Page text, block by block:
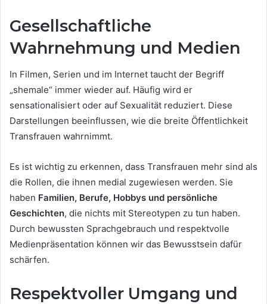
Gesellschaftliche
Wahrnehmung und Medien
In Filmen, Serien und im Internet taucht der Begriff
„shemale“ immer wieder auf. Häufig wird er
sensationalisiert oder auf Sexualität reduziert. Diese
Darstellungen beeinflussen, wie die breite Öffentlichkeit
Transfrauen wahrnimmt.
Es ist wichtig zu erkennen, dass Transfrauen mehr sind als
die Rollen, die ihnen medial zugewiesen werden. Sie
haben Familien, Berufe, Hobbys und persönliche
Geschichten, die nichts mit Stereotypen zu tun haben.
Durch bewussten Sprachgebrauch und respektvolle
Medienpräsentation können wir das Bewusstsein dafür
schärfen.
Respektvoller Umgang und